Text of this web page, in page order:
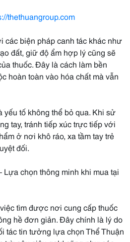
thethuangroup.com
các biện pháp canh tác khác như
đất, giữ độ ẩm hợp lý cũng sẽ
thuốc. Đây là cách làm bền
hoàn toàn vào hóa chất mà vẫn
yếu tố không thể bỏ qua. Khi sử
tay, tránh tiếp xúc trực tiếp với
ở nơi khô ráo, xa tầm tay trẻ
đối.
chọn thông minh khi mua tại
tìm được nơi cung cấp thuốc
hề đơn giản. Đây chính là lý do
tác tin tưởng lựa chọn Thể Thuận